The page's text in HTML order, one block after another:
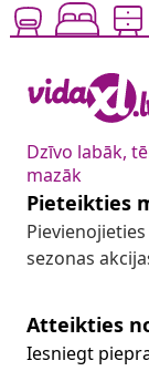
Dzīvo labāk,
mazāk
Pieteikties
sezonas
Atteikties
Iesniegt